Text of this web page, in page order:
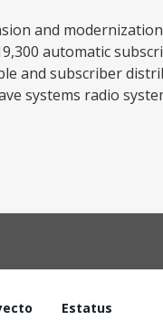
and
automatic
and subscriber
systems radio
Estatus